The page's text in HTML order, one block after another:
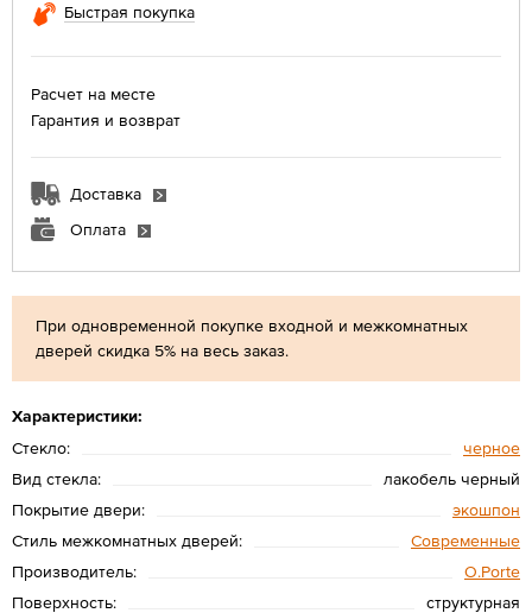
При одновременной покупке входной и межкомнатных
дверей скидка 5% на весь заказ.
Характеристики:
Стекло:
черное
Вид стекла:
лакобель черный
Покрытие двери:
экошпон
Стиль межкомнатных дверей:
Современные
Производитель:
O.Porte
Поверхность:
структурная
Быстрая покупка
Расчет на месте
Гарантия и возврат
Доставка
Оплата